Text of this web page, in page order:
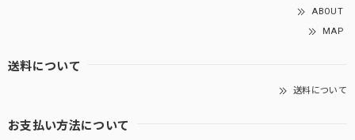
ABOUT
MAP
送料について
送料について
お支払い方法について